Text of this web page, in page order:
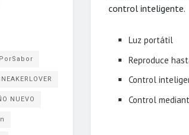
control inteligente.
Luz portátil
Reproduce
Control
Control
NUEVO